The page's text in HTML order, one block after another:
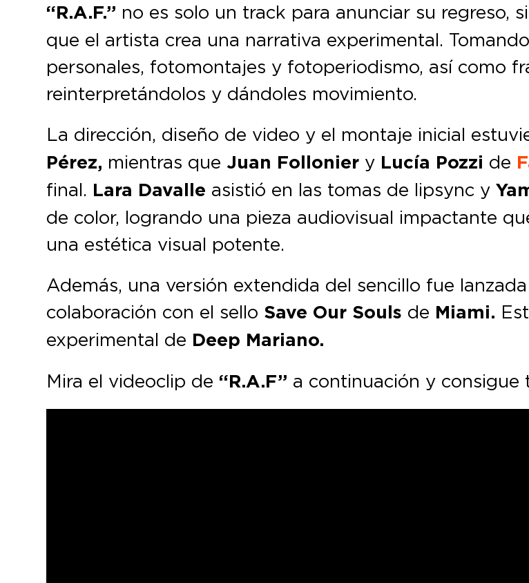
“R.A.F.” no es solo un track para anunciar su regreso,
que el artista crea una narrativa experimental.
personales, fotomontajes y fotoperiodismo, así como
reinterpretándolos y dándoles movimiento.
La dirección, diseño de video y el montaje inicial
Pérez, mientras que Juan Follonier y Lucía Pozzi de
final. Lara Davalle asistió en las tomas de lipsync y
de color, logrando una pieza audiovisual impactante
una estética visual potente.
Además, una versión extendida del sencillo fue
colaboración con el sello Save Our Souls de Miami.
experimental de Deep Mariano.
Mira el videoclip de “R.A.F” a continuación y consigue